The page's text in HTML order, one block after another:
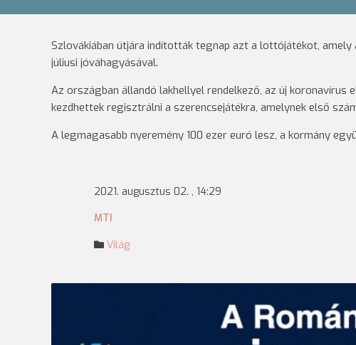
Szlovákiában útjára indították tegnap azt a lottójátékot,
júliusi jóváhagyásával.
Az országban állandó lakhellyel rendelkező, az új
kezdhettek regisztrálni a szerencsejátékra, amelynek első
A legmagasabb nyeremény 100 ezer euró lesz, a kormány
2021. augusztus 02. , 14:29
MTI
Világ